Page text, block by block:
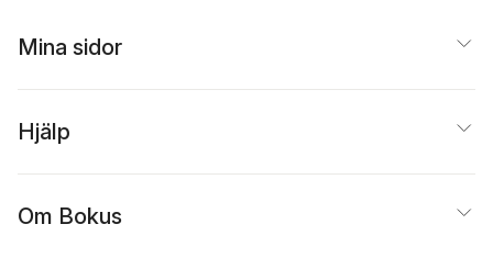
Mina sidor
Hjälp
Om Bokus